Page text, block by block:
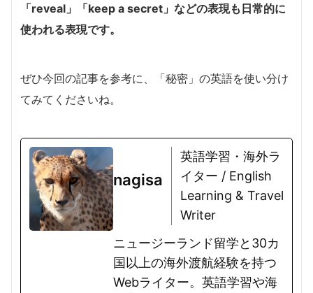
「reveal」「keep a secret」などの表現も日常的に
使われる表現です。
ぜひ今回の記事を参考に、「秘密」の英語を使い分け
てみてくださいね。
nagisa
英語学習・海外ラ
イター / English
Learning & Travel
Writer
ニュージーランド留学と30カ
国以上の海外渡航経験を持つ
Webライター。英語学習や海